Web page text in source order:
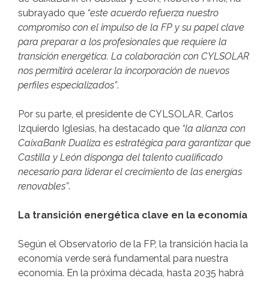
subrayado que “este acuerdo refuerza nuestro
compromiso con el impulso de la FP y su papel clave
para preparar a los profesionales que requiere la
transición energética. La colaboración con CYLSOLAR
nos permitirá acelerar la incorporación de nuevos
perfiles especializados”.
Por su parte, el presidente de CYLSOLAR, Carlos
Izquierdo Iglesias, ha destacado que “la alianza con
CaixaBank Dualiza es estratégica para garantizar que
Castilla y León disponga del talento cualificado
necesario para liderar el crecimiento de las energías
renovables”.
La transición energética clave en la economía
Según el Observatorio de la FP, la transición hacia la
economía verde será fundamental para nuestra
economía. En la próxima década, hasta 2035 habrá